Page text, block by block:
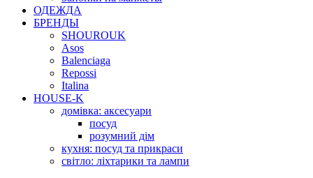
ОДЕЖДА
БРЕНДЫ
SHOUROUK
Asos
Balenciaga
Repossi
Italina
HOUSE-K
домівка: аксесуари
посуд
розумний дім
кухня: посуд та прикраси
світло: ліхтарики та лампи